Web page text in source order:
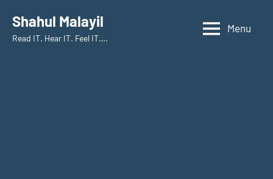
content
Shahul Malayil
Read IT. Hear IT. Feel IT….
Menu